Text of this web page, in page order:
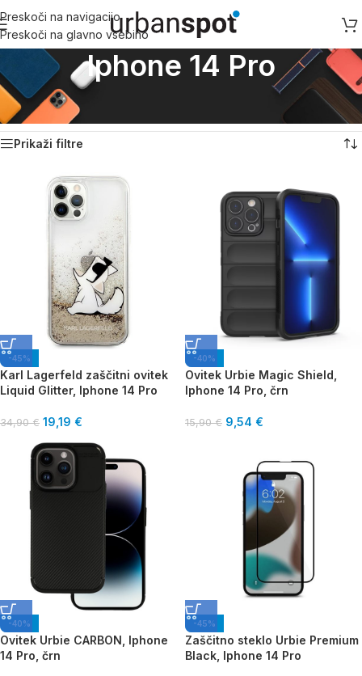
Preskoči na navigacijo
Preskoči na glavno vsebino
Iphone 14 Pro
Domov/ Izdelek Primerno za model
Prikazovanje 1–18 od 47 rezultatov
Prikaži filtre
-45%
Karl Lagerfeld zaščitni ovitek
Liquid Glitter, Iphone 14 Pro
34,90€ 19,19 €
-40%
Ovitek Urbie Magic Shield,
Iphone 14 Pro, črn
15,90€ 9,54 €
-40%
Ovitek Urbie CARBON, Iphone
14 Pro, črn
-45%
Zaščitno steklo Urbie Premium
Black, Iphone 14 Pro